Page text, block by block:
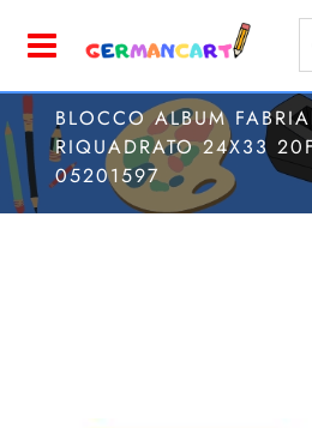
BLOCCO ALBUM
RIQUADRATO 24X33
05201597